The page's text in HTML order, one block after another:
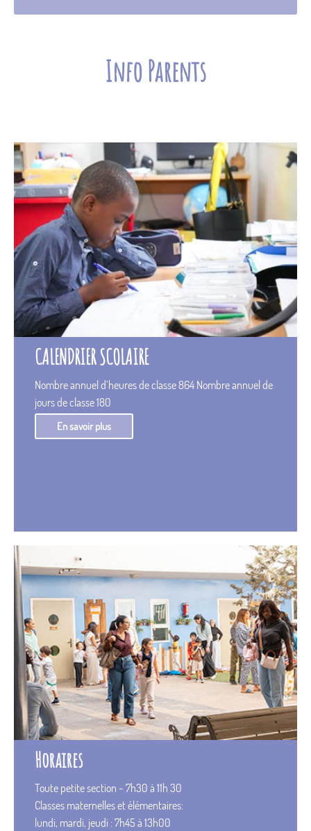
Info Parents
CALENDRIER SCOLAIRE
Nombre annuel d’heures de classe 864 Nombre annuel de
jours de classe 180
En savoir plus
Horaires
Toute petite section - 7h30 à 11h 30
Classes maternelles et élémentaires:
lundi, mardi, jeudi : 7h45 à 13h00